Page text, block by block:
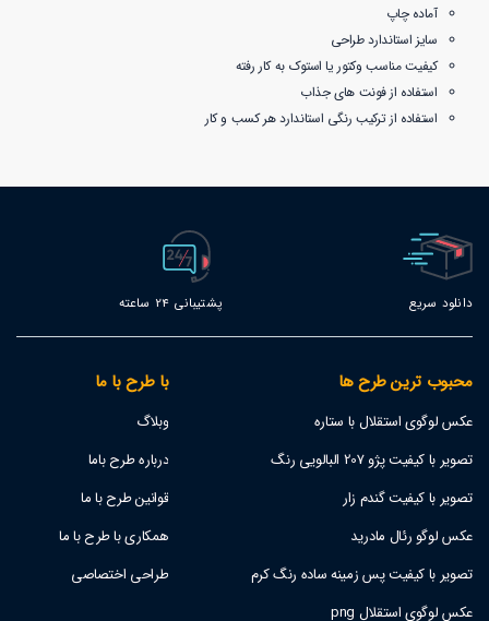
آماده چاپ
سایز استاندارد طراحی
کیفیت مناسب وکتور یا استوک به کار رفته
استفاده از فونت های جذاب
استفاده از ترکیب رنگی استاندارد هر کسب و کار
دانلود سریع پشتیبانی 24 ساعته
محبوب ترین طرح ها
عکس لوگوی استقلال با ستاره
تصویر با کیفیت پژو 207 البالویی رنگ
تصویر با کیفیت گندم زار
عکس لوگو رئال مادرید
تصویر با کیفیت پس زمینه ساده رنگ کرم
عکس لوگوی استقلال png
با طرح با ما
وبلاگ
درباره طرح باما
قوانین طرح با ما
همکاری با طرح با ما
طراحی اختصاصی